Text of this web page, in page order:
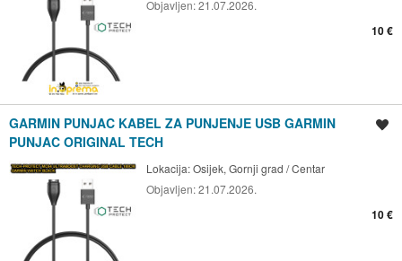
Objavljen:21.07.2026.
10 €
GARMIN PUNJAC KABEL ZA PUNJENJE USB GARMIN
PUNJAC ORIGINAL TECH
Lokacija:Osijek, Gornji grad / Centar
Objavljen:21.07.2026.
10 €